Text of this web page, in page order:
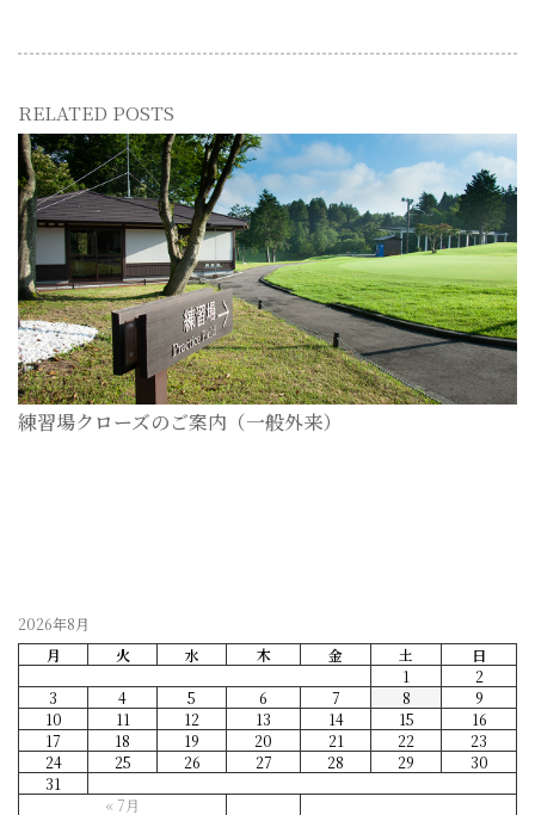
RELATED POSTS
練習場クローズのご案内（一般外来）
2026年8月
月
火 水 木 金 土 日
« 7月
1
2
3
4 5 6 7 8
9
10
11 12 13 14 15
16
17
18 19 20 21 22
23
24
25 26 27 28 29
30
31